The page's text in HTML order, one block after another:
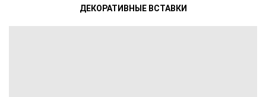
ДЕКОРАТИВНЫЕ ВСТАВКИ